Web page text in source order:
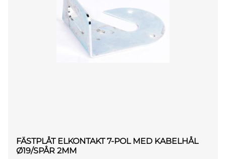
FÄSTPLÅT ELKONTAKT 7-POL MED KABELHÅL
Ø19/SPÅR 2MM